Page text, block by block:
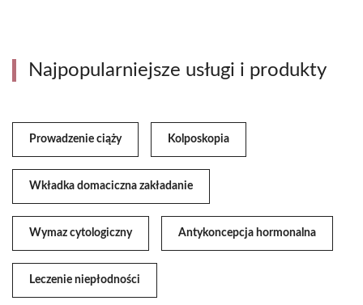
Najpopularniejsze usługi i produkty
Prowadzenie ciąży Kolposkopia
Wkładka domaciczna zakładanie
Wymaz cytologiczny Antykoncepcja hormonalna
Leczenie niepłodności